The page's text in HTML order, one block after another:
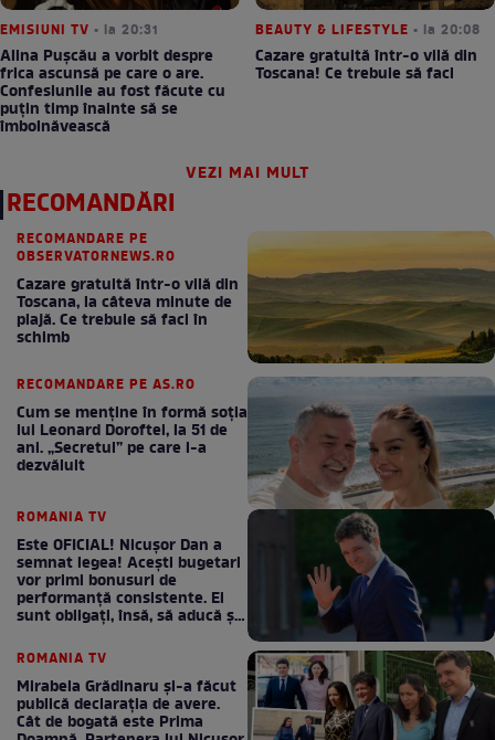
EMISIUNI TV • la 20:31
Alina Pușcău a vorbit despre
frica ascunsă pe care o are.
Confesiunile au fost făcute cu
puțin timp înainte să se
îmbolnăvească
BEAUTY & LIFESTYLE • la 20:08
Cazare gratuită într-o vilă din
Toscana! Ce trebuie să faci
VEZI MAI MULT
RECOMANDĂRI
RECOMANDARE PE
OBSERVATORNEWS.RO
Cazare gratuită într-o vilă din
Toscana, la câteva minute de
plajă. Ce trebuie să faci în
schimb
RECOMANDARE PE AS.RO
Cum se menţine în formă soţia
lui Leonard Doroftei, la 51 de
ani. „Secretul” pe care l-a
dezvăluit
ROMANIA TV
Este OFICIAL! Nicușor Dan a
semnat legea! Acești bugetari
vor primi bonusuri de
performanță consistente. Ei
sunt obligați, însă, să aducă și
ROMANIA TV
Mirabela Grădinaru și-a făcut
publică declarația de avere.
Cât de bogată este Prima